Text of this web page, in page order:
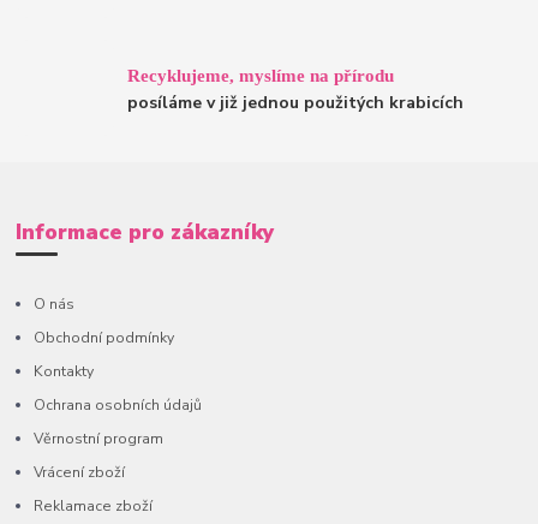
Recyklujeme, myslíme na přírodu
posíláme v již jednou použitých krabicích
Informace pro zákazníky
O nás
Obchodní podmínky
Kontakty
Ochrana osobních údajů
Věrnostní program
Vrácení zboží
Reklamace zboží